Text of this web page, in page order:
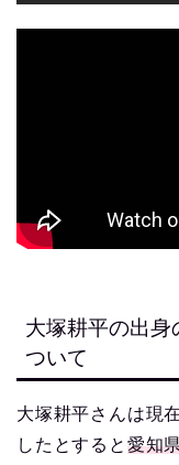
大塚耕平の出身
ついて
大塚耕平さんは現
したとすると 愛知